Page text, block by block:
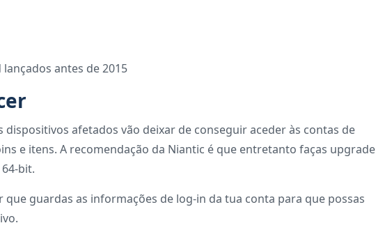
antes de 2015
dispositivos afetados vão deixar de conseguir aceder às contas de
e itens. A recomendação da Niantic é que entretanto faças upgrade
bit.
que guardas as informações de log-in da tua conta para que possas